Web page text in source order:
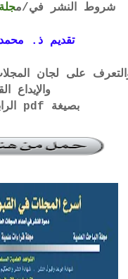
شروط النشر في/م
تقديم ذ.
والإيداع
بصيغة pdf الرابط أسفله: